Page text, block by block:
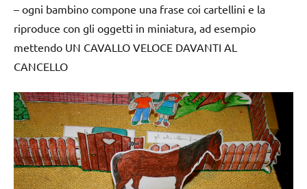
– ogni bambino compone una frase coi cartellini e la
riproduce con gli oggetti in miniatura, ad esempio
mettendo UN CAVALLO VELOCE DAVANTI AL
CANCELLO